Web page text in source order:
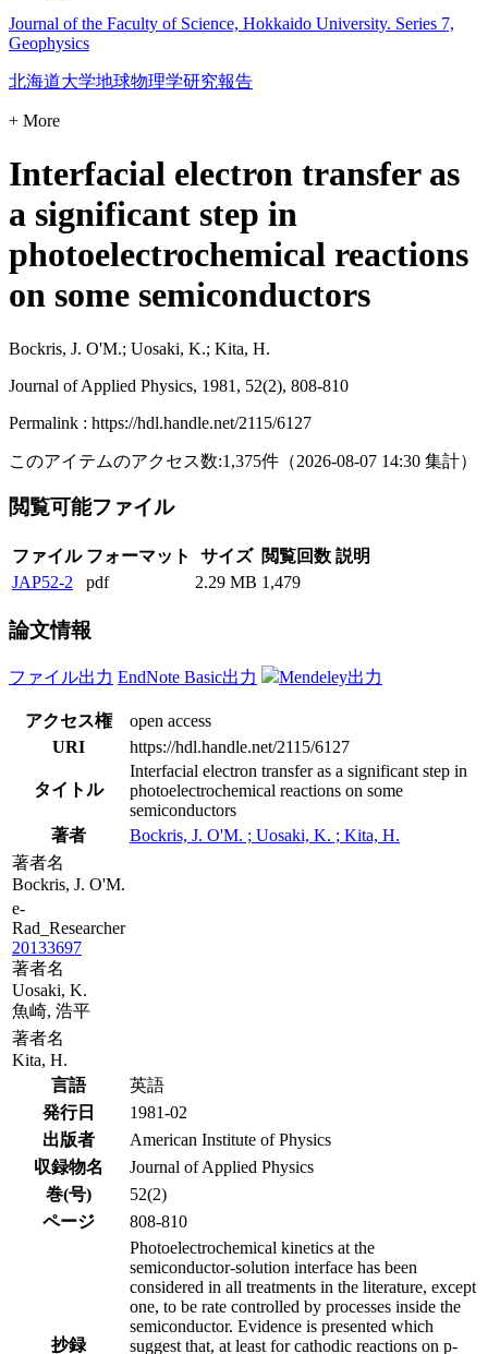
Journal of the Faculty of Science, Hokkaido University. Series 7,
Geophysics
北海道大学地球物理学研究報告
+ More
Interfacial electron transfer as
a significant step in
photoelectrochemical reactions
on some semiconductors
Bockris, J. O'M.; Uosaki, K.; Kita, H.
Journal of Applied Physics, 1981, 52(2), 808-810
Permalink : https://hdl.handle.net/2115/6127
このアイテムのアクセス数:1,375件 （2026-08-07 14:30 集計）
閲覧可能ファイル
ファイル フォーマット サイズ 閲覧回数 説明
JAP52-2
pdf 2.29 MB 1,479
論文情報
ファイル出力 EndNote Basic出力 Mendeley出力
アクセス権
open access
URI
https://hdl.handle.net/2115/6127
タイトル
Interfacial electron transfer as a significant step in
photoelectrochemical reactions on some
semiconductors
著者
Bockris, J. O'M. ; Uosaki, K. ; Kita, H.
著者名
Bockris, J. O'M.
e-
Rad_Researcher
20133697
著者名
Uosaki, K.
魚崎, 浩平
著者名
Kita, H.
言語
英語
発行日
1981-02
出版者
American Institute of Physics
収録物名
Journal of Applied Physics
巻(号)
52(2)
ページ
808-810
抄録
Photoelectrochemical kinetics at the
semiconductor-solution interface has been
considered in all treatments in the literature, except
one, to be rate controlled by processes inside the
semiconductor. Evidence is presented which
suggest that, at least for cathodic reactions on p-